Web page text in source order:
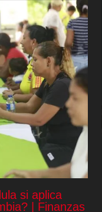
si aplica
| Finanzas